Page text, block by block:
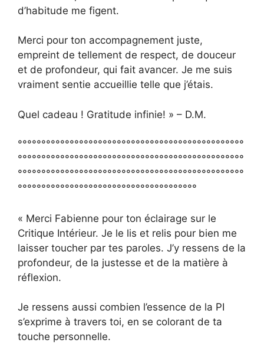
d’habitude me figent.
Merci pour ton accompagnement juste,
empreint de tellement de respect, de douceur
et de profondeur, qui fait avancer. Je me suis
vraiment sentie accueillie telle que j’étais.
Quel cadeau ! Gratitude infinie! » – D.M.
°°°°°°°°°°°°°°°°°°°°°°°°°°°°°°°°°°°°°°°°°°°°°°°°
°°°°°°°°°°°°°°°°°°°°°°°°°°°°°°°°°°°°°°°°°°°°°°°°
°°°°°°°°°°°°°°°°°°°°°°°°°°°°°°°°°°°°°°°°°°°°°°°°
°°°°°°°°°°°°°°°°°°°°°°°°°°°°°°°°°°°°°°
« Merci Fabienne pour ton éclairage sur le
Critique Intérieur. Je le lis et relis pour bien me
laisser toucher par tes paroles. J’y ressens de la
profondeur, de la justesse et de la matière à
réflexion.
Je ressens aussi combien l’essence de la PI
s’exprime à travers toi, en se colorant de ta
touche personnelle.